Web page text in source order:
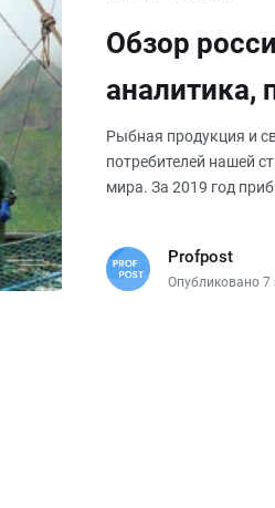
Обзор
аналитика,
Рыбная продукция и
потребителей нашей
мира. За 2019 год
Profpost
Опубликовано 7